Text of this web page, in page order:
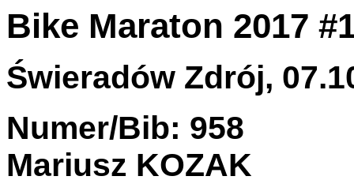
Bike Maraton 2017
Świeradów Zdrój,
Numer/Bib: 958
Mariusz KOZAK